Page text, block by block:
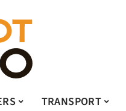
TRANSPORT